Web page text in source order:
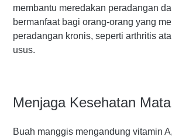
membantu meredakan peradangan
bermanfaat bagi orang-orang yang
peradangan kronis, seperti arthritis
usus.
Menjaga Kesehatan Mata
Buah manggis mengandung vitamin